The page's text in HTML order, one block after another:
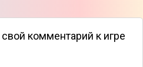
комментарий к игре